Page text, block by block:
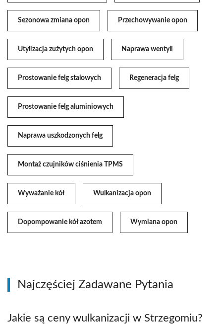
Sezonowa zmiana opon Przechowywanie opon
Utylizacja zużytych opon Naprawa wentyli
Prostowanie felg stalowych Regeneracja felg
Prostowanie felg aluminiowych
Naprawa uszkodzonych felg
Montaż czujników ciśnienia TPMS
Wyważanie kół Wulkanizacja opon
Dopompowanie kół azotem Wymiana opon
Najczęściej Zadawane Pytania
Jakie są ceny wulkanizacji w Strzegomiu?